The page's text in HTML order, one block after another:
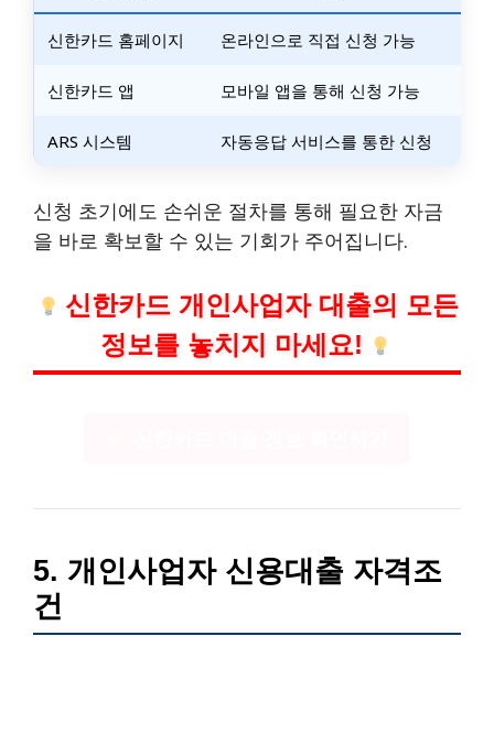
신한카드 홈페이지 온라인으로 직접 신청 가능
신한카드 앱 모바일 앱을 통해 신청 가능
ARS 시스템 자동응답 서비스를 통한 신청
신청 초기에도 손쉬운 절차를 통해 필요한 자금
을 바로 확보할 수 있는 기회가 주어집니다.
신한카드 개인사업자 대출의 모든
정보를 놓치지 마세요!
5. 개인사업자 신용대출 자격조
건